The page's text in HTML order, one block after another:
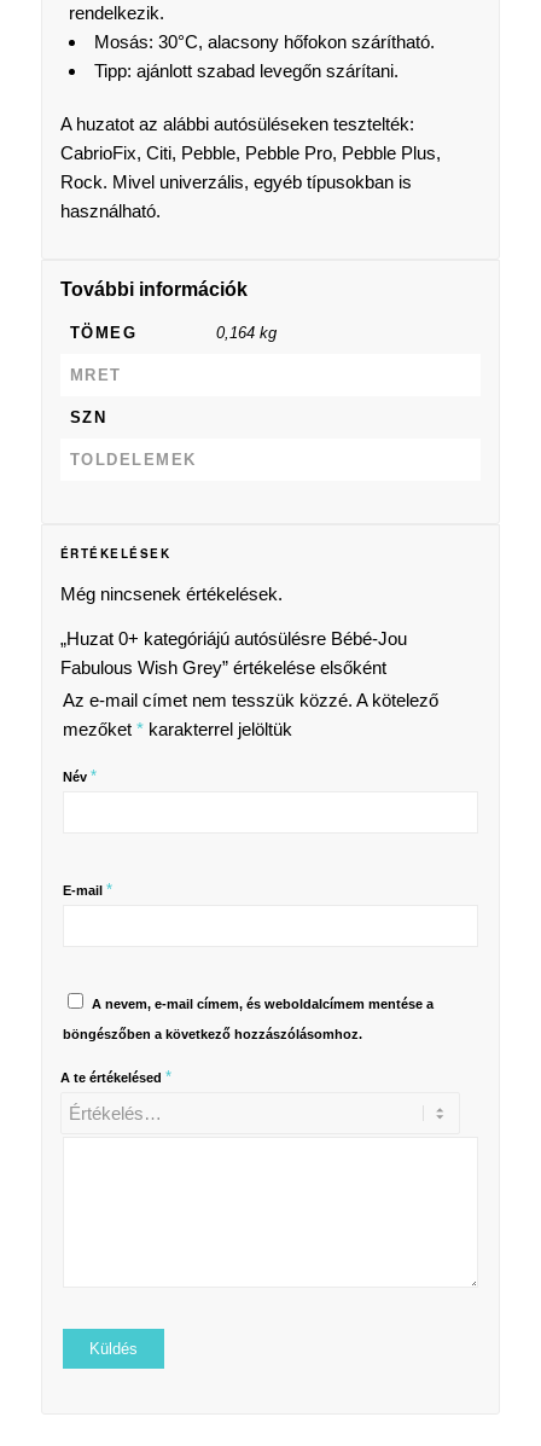
rendelkezik.
Mosás: 30°C, alacsony hőfokon szárítható.
Tipp: ajánlott szabad levegőn szárítani.
A huzatot az alábbi autósüléseken tesztelték:
CabrioFix, Citi, Pebble, Pebble Pro, Pebble Plus,
Rock. Mivel univerzális, egyéb típusokban is
használható.
További információk
TÖMEG 0,164 kg
MRET
SZN
TOLDELEMEK
ÉRTÉKELÉSEK
Még nincsenek értékelések.
„Huzat 0+ kategóriájú autósülésre Bébé-Jou
Fabulous Wish Grey” értékelése elsőként
Az e-mail címet nem tesszük közzé. A kötelező
mezőket *karakterrel jelöltük
Név *
E-mail *
A nevem, e-mail címem, és weboldalcímem mentése a
böngészőben a következő hozzászólásomhoz.
A te értékelésed *